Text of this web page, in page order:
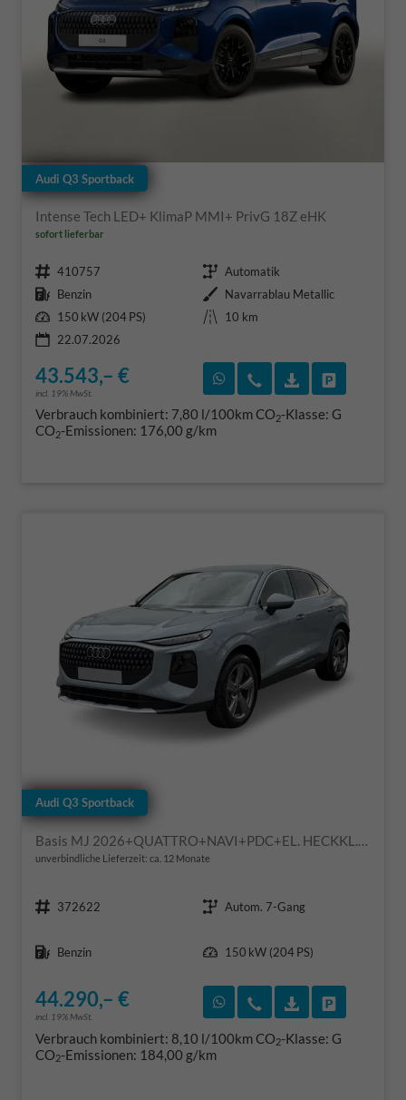
Audi Q3 Sportback
Intense Tech LED+ KlimaP MMI+ PrivG 18Z eHK
sofort lieferbar
Fahrzeugnr. 410757 Getriebe Automatik
Kraftstoff Benzin Außenfarbe Navarrablau Metallic
Leistung 150 kW (204 PS) Kilometerstand
10 km
22.07.2026
43.543,– €
incl. 19% MwSt.
Rückruf vereinbaren
Wir rufen Sie an
Verbrauch kombiniert: 7,80 l/100kmCO2-Klasse: G
CO2-Emissionen: 176,00 g/km
Audi Q3 Sportback
Basis MJ 2026+QUATTRO+NAVI+PDC+EL. HECKKL.+LED+17 LM
unverbindliche Lieferzeit: ca. 12 Monate
372622
Autom. 7-Gang
Benzin
150 kW (204 PS)
44.290,– €
incl. 19% MwSt.
Rückruf vereinbaren
Wir rufen Sie an
Verbrauch kombiniert: 8,10 l/100kmCO2-Klasse: G
CO2-Emissionen: 184,00 g/km